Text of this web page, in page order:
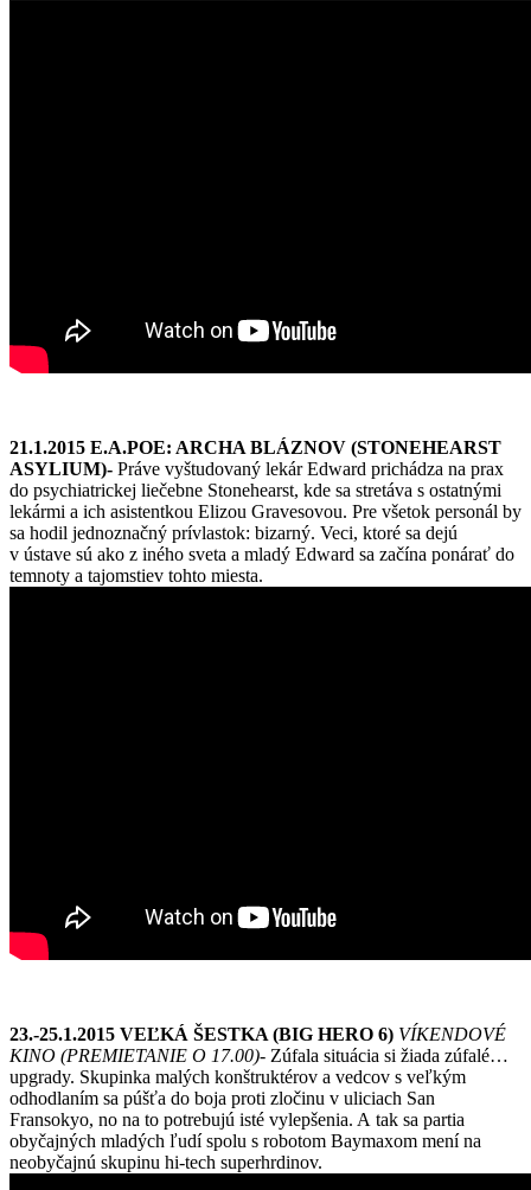
21.1.2015 E.A.POE: ARCHA BLÁZNOV (STONEHEARST
ASYLIUM)- Práve vyštudovaný lekár Edward prichádza na prax
do psychiatrickej liečebne Stonehearst, kde sa stretáva s ostatnými
lekármi a ich asistentkou Elizou Gravesovou. Pre všetok personál by
sa hodil jednoznačný prívlastok: bizarný. Veci, ktoré sa dejú
v ústave sú ako z iného sveta a mladý Edward sa začína ponárať do
temnoty a tajomstiev tohto miesta.
23.-25.1.2015 VEĽKÁ ŠESTKA (BIG HERO 6) VÍKENDOVÉ
KINO (PREMIETANIE O 17.00)- Zúfala situácia si žiada zúfalé…
upgrady. Skupinka malých konštruktérov a vedcov s veľkým
odhodlaním sa púšťa do boja proti zločinu v uliciach San
Fransokyo, no na to potrebujú isté vylepšenia. A tak sa partia
obyčajných mladých ľudí spolu s robotom Baymaxom mení na
neobyčajnú skupinu hi-tech superhrdinov.